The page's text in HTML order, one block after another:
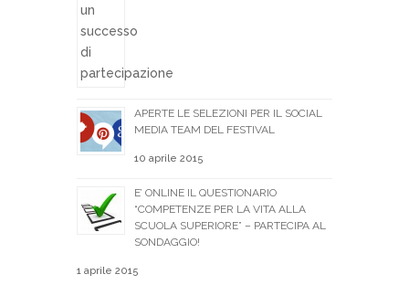
APERTE LE SELEZIONI PER IL SOCIAL
MEDIA TEAM DEL FESTIVAL
10 aprile 2015
E’ ONLINE IL QUESTIONARIO
“COMPETENZE PER LA VITA ALLA
SCUOLA SUPERIORE” – PARTECIPA AL
SONDAGGIO!
1 aprile 2015